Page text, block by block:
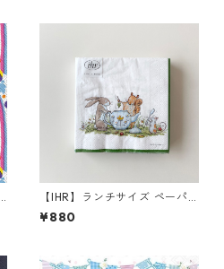
【IHR】ランチサイズ ペーパ
ーナプキン TEA TIME ホワイ
ト Anita Jeram 20枚入り
¥880